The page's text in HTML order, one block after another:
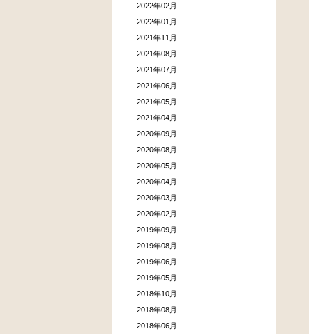
2022年02月
2022年01月
2021年11月
2021年08月
2021年07月
2021年06月
2021年05月
2021年04月
2020年09月
2020年08月
2020年05月
2020年04月
2020年03月
2020年02月
2019年09月
2019年08月
2019年06月
2019年05月
2018年10月
2018年08月
2018年06月